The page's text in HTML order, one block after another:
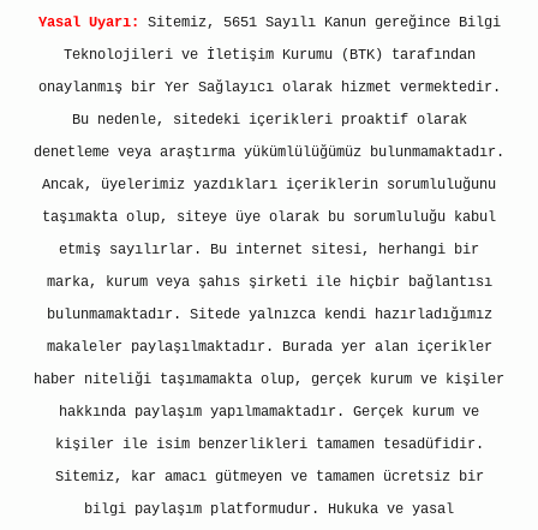
Yasal Uyarı:
Sitemiz, 5651 Sayılı Kanun gereğince Bilgi
Teknolojileri ve İletişim Kurumu (BTK) tarafından
onaylanmış bir Yer Sağlayıcı olarak hizmet vermektedir.
Bu nedenle, sitedeki içerikleri proaktif olarak
denetleme veya araştırma yükümlülüğümüz bulunmamaktadır.
Ancak, üyelerimiz yazdıkları içeriklerin sorumluluğunu
taşımakta olup, siteye üye olarak bu sorumluluğu kabul
etmiş sayılırlar. Bu internet sitesi, herhangi bir
marka, kurum veya şahıs şirketi ile hiçbir bağlantısı
bulunmamaktadır. Sitede yalnızca kendi hazırladığımız
makaleler paylaşılmaktadır. Burada yer alan içerikler
haber niteliği taşımamakta olup, gerçek kurum ve kişiler
hakkında paylaşım yapılmamaktadır. Gerçek kurum ve
kişiler ile isim benzerlikleri tamamen tesadüfidir.
Sitemiz, kar amacı gütmeyen ve tamamen ücretsiz bir
bilgi paylaşım platformudur. Hukuka ve yasal